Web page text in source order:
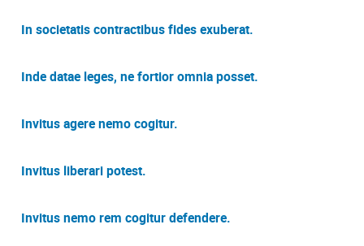
In societatis contractibus fides exuberat.
Inde datae leges, ne fortior omnia posset.
Invitus agere nemo cogitur.
Invitus liberari potest.
Invitus nemo rem cogitur defendere.